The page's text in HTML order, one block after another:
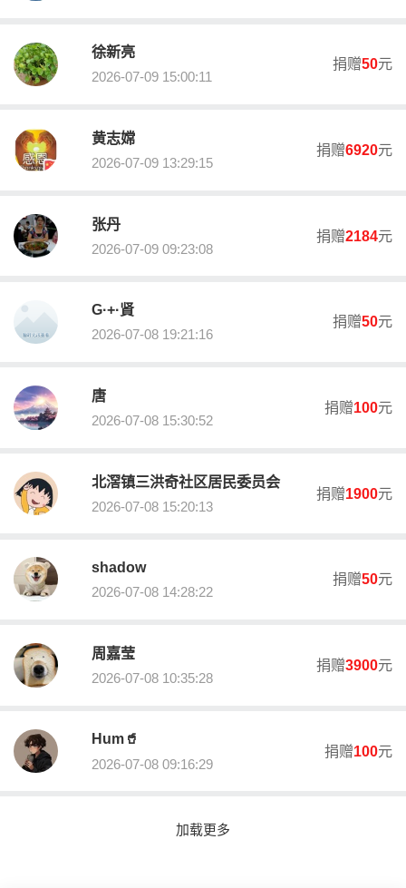
3.如有疑问请咨询北滘慈善会秘书处冯小姐0757-22398930。
受益人范围：北滘镇及对口帮扶地区困难群众；预期数量：约1000
人；确定方式：由北滘慈善会、北滘镇农业农村办公室和对口帮扶
地区驻队工作组审核。
用于顺德区北滘镇及对口帮扶地区乡村振兴项目，巩固脱贫成果，
助力乡村振兴。
用于本组织目的相同或者相近的其他慈善项目
募捐成本
募捐活动负责人
谢乐弦
项目专员
办公地址
佛山市顺德区北滘镇新城区翠影路3号
邮箱
1397876139@qq.com
徐新亮
2026-07-09 15:00:11
捐赠50元
黄志嫦
2026-07-09 13:29:15
捐赠6920元
张丹
2026-07-09 09:23:08
捐赠2184元
G·+·䝨
2026-07-08 19:21:16
捐赠50元
唐
2026-07-08 15:30:52
捐赠100元
北滘镇三洪奇社区居民委员会
2026-07-08 15:20:13
捐赠1900元
shadow
2026-07-08 14:28:22
捐赠50元
周嘉莹
2026-07-08 10:35:28
捐赠3900元
Hum🥤
2026-07-08 09:16:29
捐赠100元
加载更多